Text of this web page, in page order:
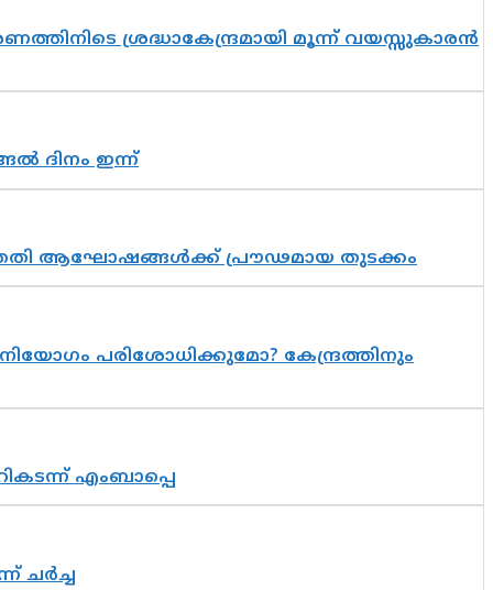
ശ്രദ്ധാകേന്ദ്രമായി മൂന്ന് വയസ്സുകാരൻ
ദിനം ഇന്ന്
ആഘോഷങ്ങൾക്ക് പ്രൗഢമായ തുടക്കം
പരിശോധിക്കുമോ? കേന്ദ്രത്തിനും
എംബാപ്പെ
ചർച്ച